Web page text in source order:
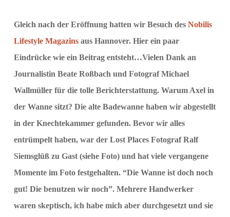
Gleich nach der Eröffnung hatten wir Besuch des Nobilis
Lifestyle Magazinsaus Hannover. Hier ein paar
Eindrücke wie ein Beitrag entsteht…Vielen Dank an
Journalistin Beate Roßbach und Fotograf Michael
Wallmüller für die tolle Berichterstattung. Warum Axel in
der Wanne sitzt? Die alte Badewanne haben wir abgestellt
in der Knechtekammer gefunden. Bevor wir alles
entrümpelt haben, war der Lost Places Fotograf Ralf
Siemsglüß zu Gast (siehe Foto) und hat viele vergangene
Momente im Foto festgehalten. “Die Wanne ist doch noch
gut! Die benutzen wir noch”. Mehrere Handwerker
waren skeptisch, ich habe mich aber durchgesetzt und sie